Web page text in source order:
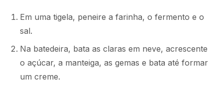
Em uma tigela, peneire a farinha, o fermento e o
sal.
Na batedeira, bata as claras em neve, acrescente
o açúcar, a manteiga, as gemas e bata até formar
um creme.